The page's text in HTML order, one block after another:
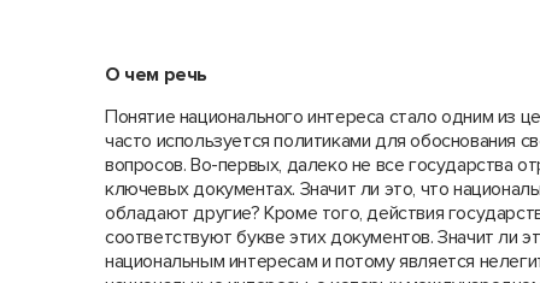
О чем речь
Понятие национального интереса стало одним из
часто используется политиками для обоснования
вопросов. Во-первых, далеко не все государства
ключевых документах. Значит ли это, что
обладают другие? Кроме того, действия
соответствуют букве этих документов. Значит ли
национальным интересам и потому является